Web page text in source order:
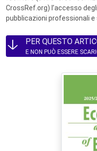
CrossRef.org) l’accesso
pubblicazioni professionali e
PER QUESTO
E NON PUÒ ESSERE